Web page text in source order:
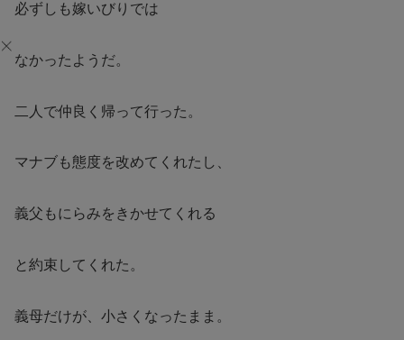
必ずしも嫁いびりでは
なかったようだ。
二人で仲良く帰って行った。
マナブも態度を改めてくれたし、
義父もにらみをきかせてくれる
と約束してくれた。
義母だけが、小さくなったまま。